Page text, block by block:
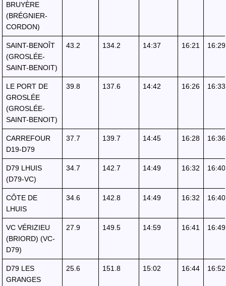
BRUYÈRE
(BRÉGNIER-
CORDON)
SAINT-BENOÎT
(GROSLÉE-
SAINT-BENOIT)
43.2 134.2 14:37 16:21 16:29
LE PORT DE
GROSLÉE
(GROSLÉE-
SAINT-BENOIT)
39.8 137.6 14:42 16:26 16:33
CARREFOUR
D19-D79
37.7 139.7 14:45 16:28 16:36
D79 LHUIS
(D79-VC)
34.7 142.7 14:49 16:32 16:40
CÔTE DE
LHUIS
34.6 142.8 14:49 16:32 16:40
VC VÉRIZIEU
(BRIORD) (VC-
D79)
27.9 149.5 14:59 16:41 16:49
D79 LES
GRANGES
25.6 151.8 15:02 16:44 16:52